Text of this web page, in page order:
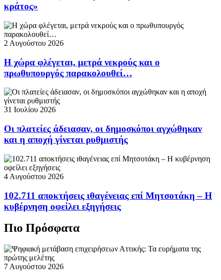
κράτος»
2 Αυγούστου 2026
Η χώρα φλέγεται, μετρά νεκρούς και ο
πρωθυπουργός παρακολουθεί…
31 Ιουλίου 2026
Οι πλατείες άδειασαν, οι δημοσκόποι αγχώθηκαν
και η αποχή γίνεται ρυθμιστής
4 Αυγούστου 2026
102.711 αποκτήσεις ιθαγένειας επί Μητσοτάκη – Η
κυβέρνηση οφείλει εξηγήσεις
Πιο Πρόσφατα
7 Αυγούστου 2026